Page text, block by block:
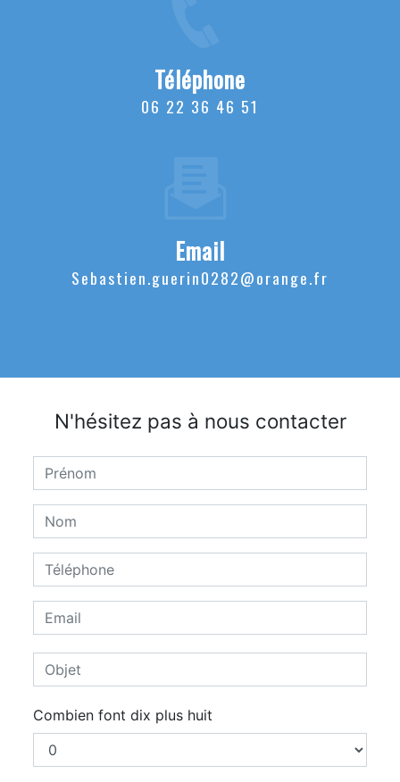
Téléphone
06 22 36 46 51
Email
sebastien.guerin0282@orange.fr
N'hésitez pas à nous contacter
Combien font dix plus huit